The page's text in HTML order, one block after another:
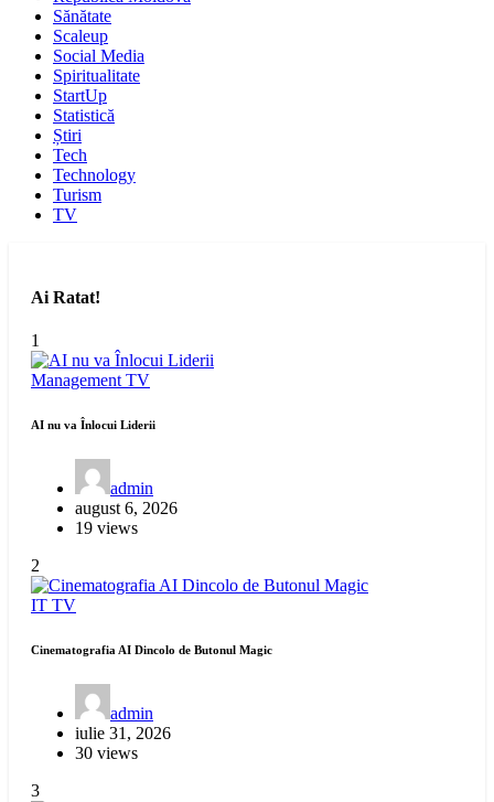
Sănătate
Scaleup
Social Media
Spiritualitate
StartUp
Statistică
Știri
Tech
Technology
Turism
TV
Ai Ratat!
1
Management TV
AI nu va Înlocui Liderii
admin
august 6, 2026
19 views
2
IT TV
Cinematografia AI Dincolo de Butonul Magic
admin
iulie 31, 2026
30 views
3